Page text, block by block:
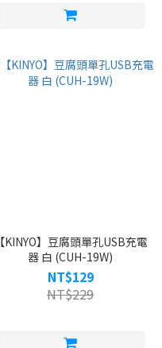
【KINYO】豆腐頭單孔USB充電
器 白 (CUH-19W)
NT$129
NT$229